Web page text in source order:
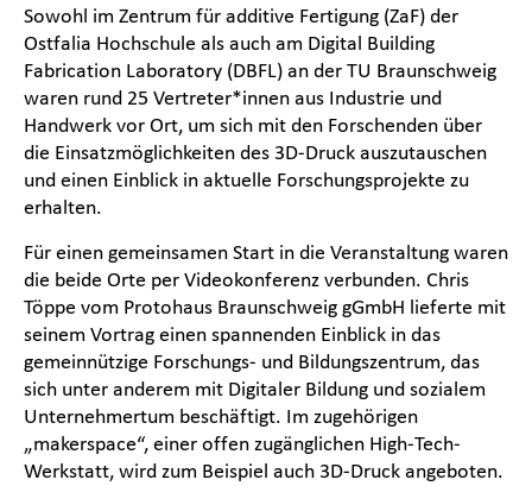
Sowohl im Zentrum für additive Fertigung (ZaF) der
Ostfalia Hochschule als auch am Digital Building
Fabrication Laboratory (DBFL) an der TU Braunschweig
waren rund 25 Vertreter*innen aus Industrie und
Handwerk vor Ort, um sich mit den Forschenden über
die Einsatzmöglichkeiten des 3D-Druck auszutauschen
und einen Einblick in aktuelle Forschungsprojekte zu
erhalten.
Für einen gemeinsamen Start in die Veranstaltung waren
die beide Orte per Videokonferenz verbunden. Chris
Töppe vom Protohaus Braunschweig gGmbH lieferte mit
seinem Vortrag einen spannenden Einblick in das
gemeinnützige Forschungs- und Bildungszentrum, das
sich unter anderem mit Digitaler Bildung und sozialem
Unternehmertum beschäftigt. Im zugehörigen
„makerspace“, einer offen zugänglichen High-Tech-
Werkstatt, wird zum Beispiel auch 3D-Druck angeboten.